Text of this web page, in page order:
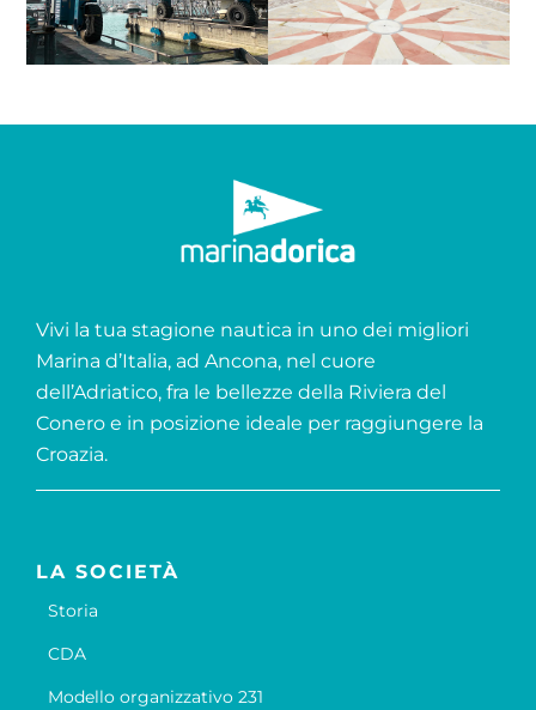
Vivi la tua stagione nautica in uno dei migliori
Marina d’Italia, ad Ancona, nel cuore
dell’Adriatico, fra le bellezze della Riviera del
Conero e in posizione ideale per raggiungere la
Croazia.
LA SOCIETÀ
Storia
CDA
Modello organizzativo 231